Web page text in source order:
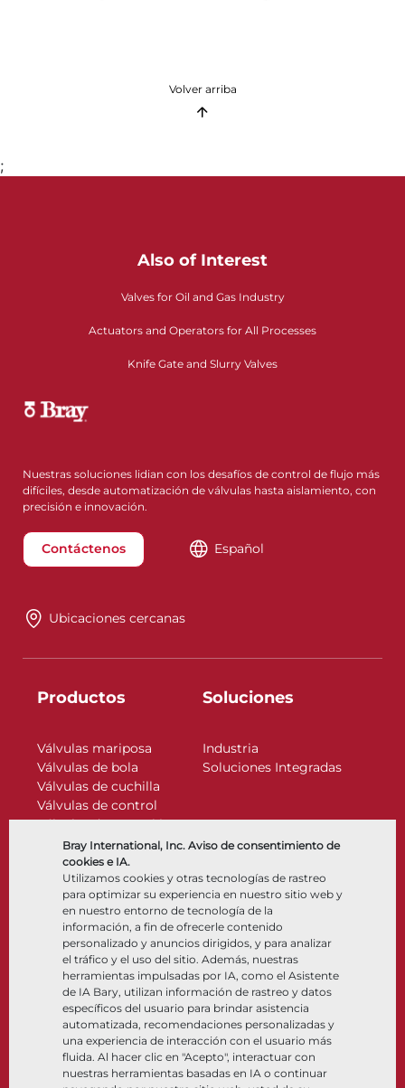
Bray International, Inc. Aviso de consentimiento de
cookies e IA.
Utilizamos cookies y otras tecnologías de rastreo
para optimizar su experiencia en nuestro sitio web y
en nuestro entorno de tecnología de la
información, a fin de ofrecerle contenido
personalizado y anuncios dirigidos, y para analizar
el tráfico y el uso del sitio. Además, nuestras
herramientas impulsadas por IA, como el Asistente
de IA Bary, utilizan información de rastreo y datos
específicos del usuario para brindar asistencia
automatizada, recomendaciones personalizadas y
una experiencia de interacción con el usuario más
fluida. Al hacer clic en "Acepto", interactuar con
nuestras herramientas basadas en IA o continuar
Volver arriba
;
Also of Interest
Valves for Oil and Gas Industry
Actuators and Operators for All Processes
Knife Gate and Slurry Valves
Nuestras soluciones lidian con los desafíos de control de flujo más
difíciles, desde automatización de válvulas hasta aislamiento, con
precisión e innovación.
Contáctenos Español
Ubicaciones cercanas
Productos
Válvulas mariposa
Válvulas de bola
Válvulas de cuchilla
Válvulas de control
Válvulas de retención
Actuadores
Accesorios de control
Criogénico
Soluciones
Industria
Soluciones Integradas
Compañía
Nosotros
Ubicaciones
Asociación
Sostenibilidad
Portal del cliente
Recursos
Documentos
Centro de información
Software
Selección de materiales